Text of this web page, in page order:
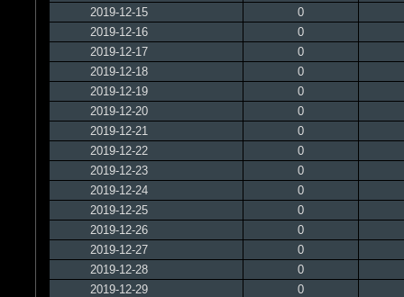
2019-12-15
0
2019-12-16
0
2019-12-17
0
2019-12-18
0
2019-12-19
0
2019-12-20
0
2019-12-21
0
2019-12-22
0
2019-12-23
0
2019-12-24
0
2019-12-25
0
2019-12-26
0
2019-12-27
0
2019-12-28
0
2019-12-29
0